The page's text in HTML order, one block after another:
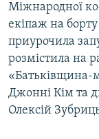
Міжнародної
екіпаж на
приурочила
розмістила на
«Батьківщина-
Джонні Кім та
Олексій